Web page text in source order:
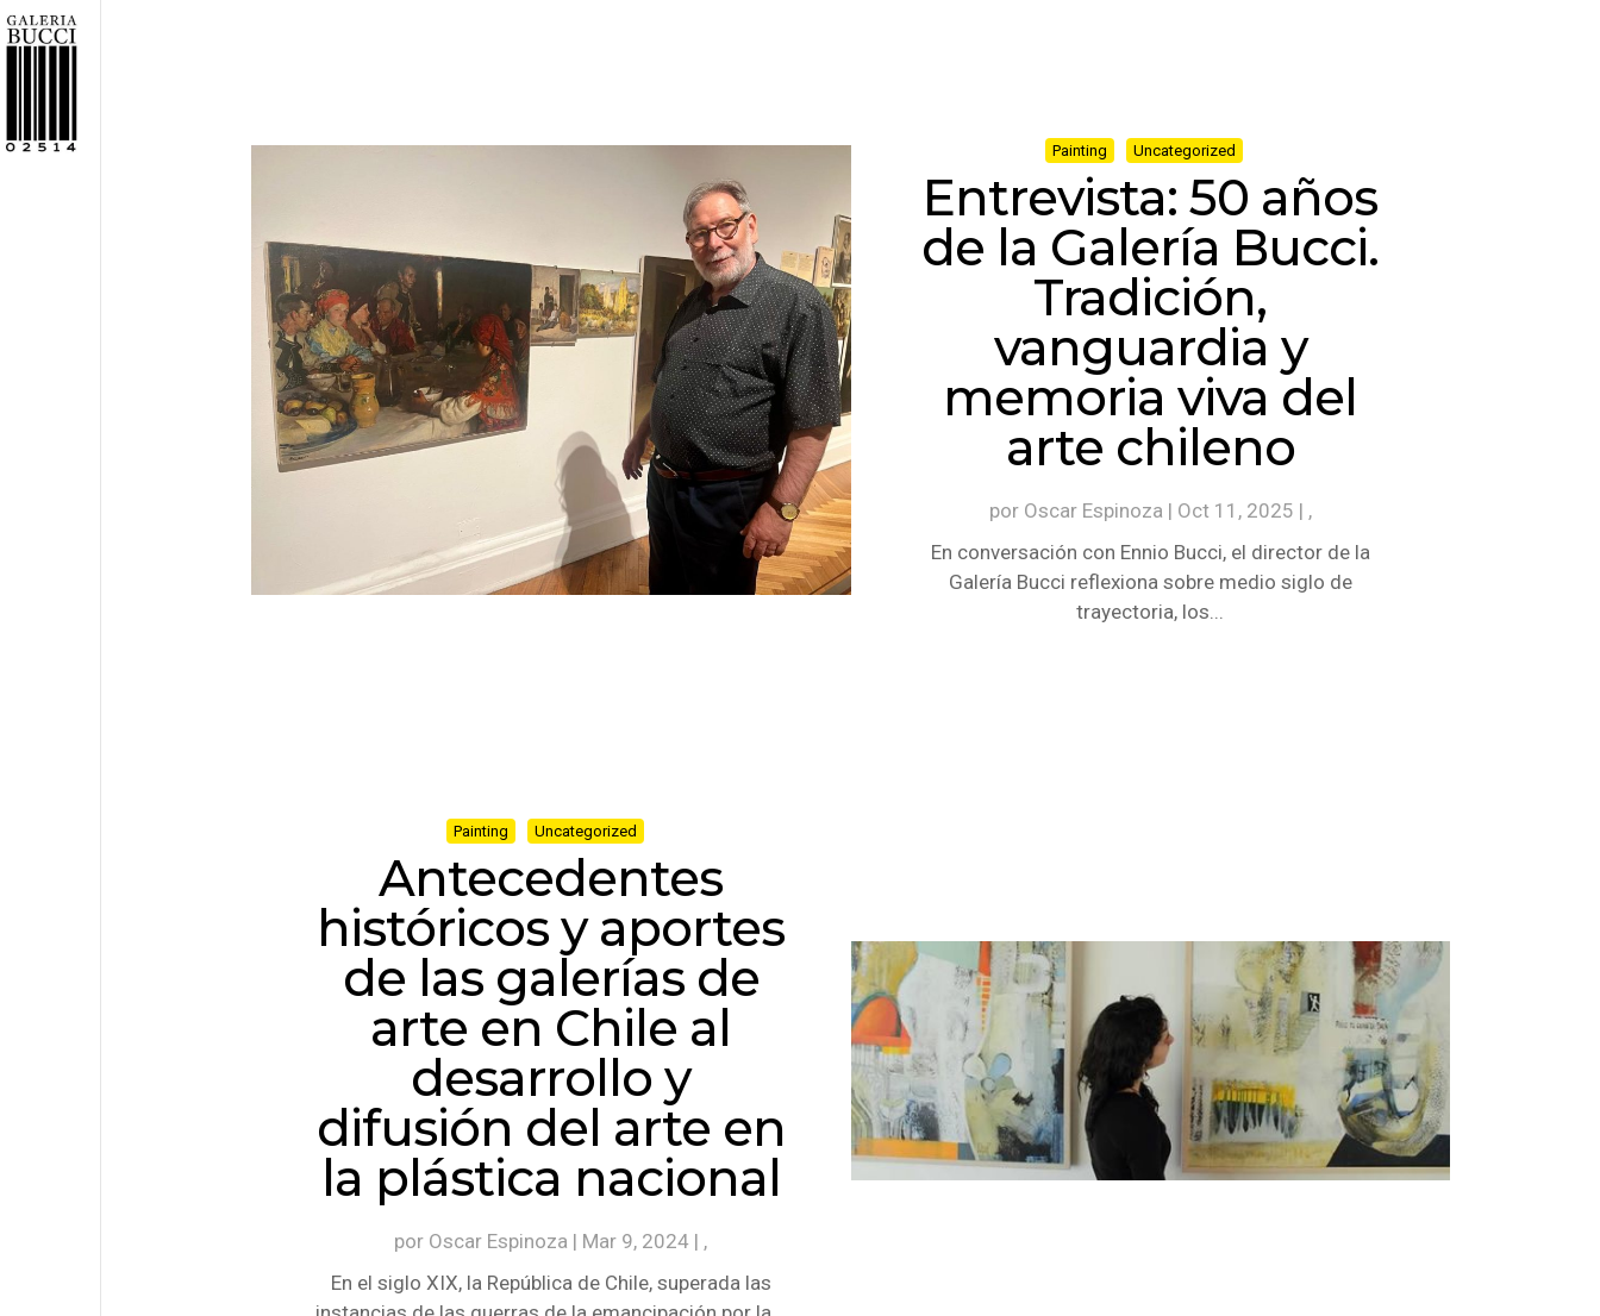
Painting Uncategorized
Entrevista: 50 años
de la Galería Bucci.
Tradición,
vanguardia y
memoria viva del
arte chileno
por Oscar Espinoza | Oct 11, 2025 | ,
En conversación con Ennio Bucci, el director de la
Galería Bucci reflexiona sobre medio siglo de
trayectoria, los...
Painting Uncategorized
Antecedentes
históricos y aportes
de las galerías de
arte en Chile al
desarrollo y
difusión del arte en
la plástica nacional
por Oscar Espinoza | Mar 9, 2024 | ,
En el siglo XIX, la República de Chile, superada las